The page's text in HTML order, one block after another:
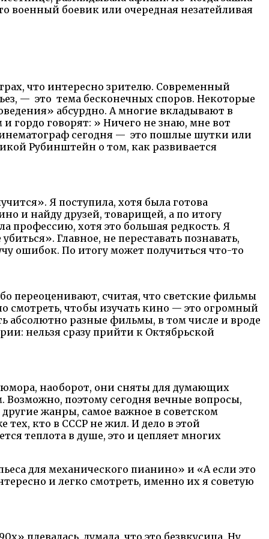
военный боевик или очередная незатейливая
что интересно зрителю. Современный
— это тема бесконечных споров. Некоторые
абсурдно. А многие вкладывают в
гордо говорят: » Ничего не знаю, мне вот
сегодня — это пошлые шутки или
Рубинштейн о том, как развивается
Я поступила, хотя была готова
и найду друзей, товарищей, а по итогу
профессию, хотя это большая редкость. Я
Главное, не переставать познавать,
ошибок. По итогу может получиться что-то
переоценивают, считая, что светские фильмы
смотреть, чтобы изучать кино — это огромный
абсолютно разные фильмы, в том числе и вроде
нельзя сразу прийти к Октябрьской
наоборот, они сняты для думающих
поэтому сегодня вечные вопросы,
жанры, самое важное в советском
кто в СССР не жил. И дело в этой
теплота в душе, это и цепляет многих
для механического пианино» и «А если это
и легко смотреть, именно их я советую
плевалась, думала, что это безвкусица. Ну